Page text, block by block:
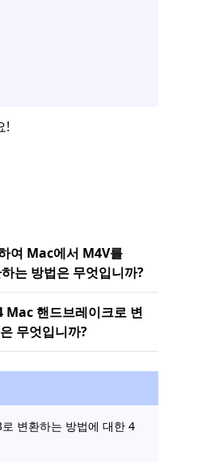
!
여 Mac에서 M4V를
는 방법은 무엇입니까?
Mac 핸드브레이크로 변
무엇입니까?
변환하는 방법에 대한 4